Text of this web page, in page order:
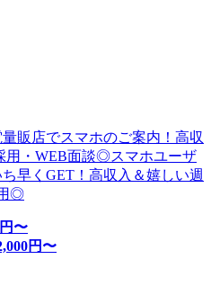
販店でスマホのご案内！高収
用・WEB面談◎スマホユーザ
早くGET！高収入＆嬉しい週
◎
円〜
円〜